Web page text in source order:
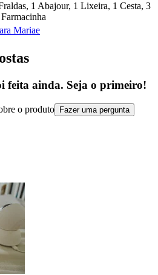
1 Abajour, 1 Lixeira, 1 Cesta, 3
Mariae
feita ainda. Seja o primeiro!
o produto Fazer uma pergunta